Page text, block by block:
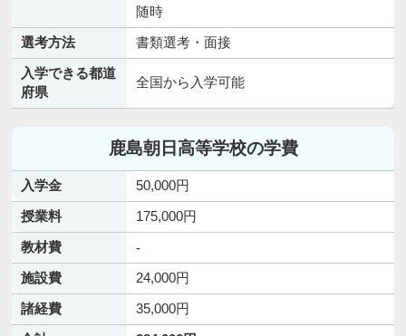
随時
選考方法
書類選考・面接
入学できる都道
府県
全国から入学可能
鹿島朝日高等学校の学費
入学金
50,000円
授業料
175,000円
教材費
-
施設費
24,000円
諸経費
35,000円